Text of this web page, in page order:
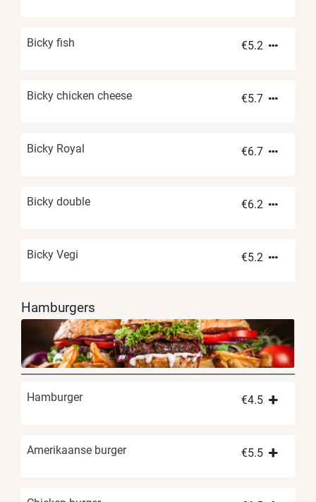
Bicky fish €5.2
Bicky chicken cheese €5.7
Bicky Royal €6.7
Bicky double €6.2
Bicky Vegi €5.2
Hamburgers
Hamburger €4.5
Amerikaanse burger €5.5